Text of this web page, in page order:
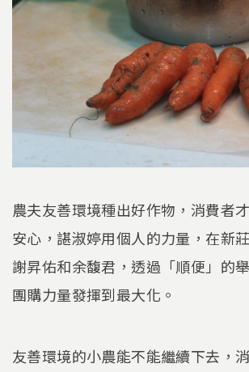
農夫友善環境種出好作物，消費者
安心，諶淑婷用個人的力量，在新
謝昇佑和余馥君，透過「順便」的
團購力量發揮到最大化。
友善環境的小農能不能繼續下去，